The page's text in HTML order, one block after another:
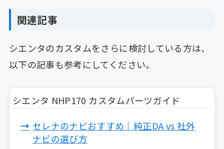
関連記事
シエンタのカスタムをさらに検討している方は、
以下の記事も参考にしてください。
シエンタ NHP170 カスタムパーツガイド
セレナのナビおすすめ｜純正DA vs 社外
ナビの選び方